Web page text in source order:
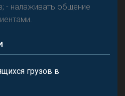
- налаживать общение
грузов в